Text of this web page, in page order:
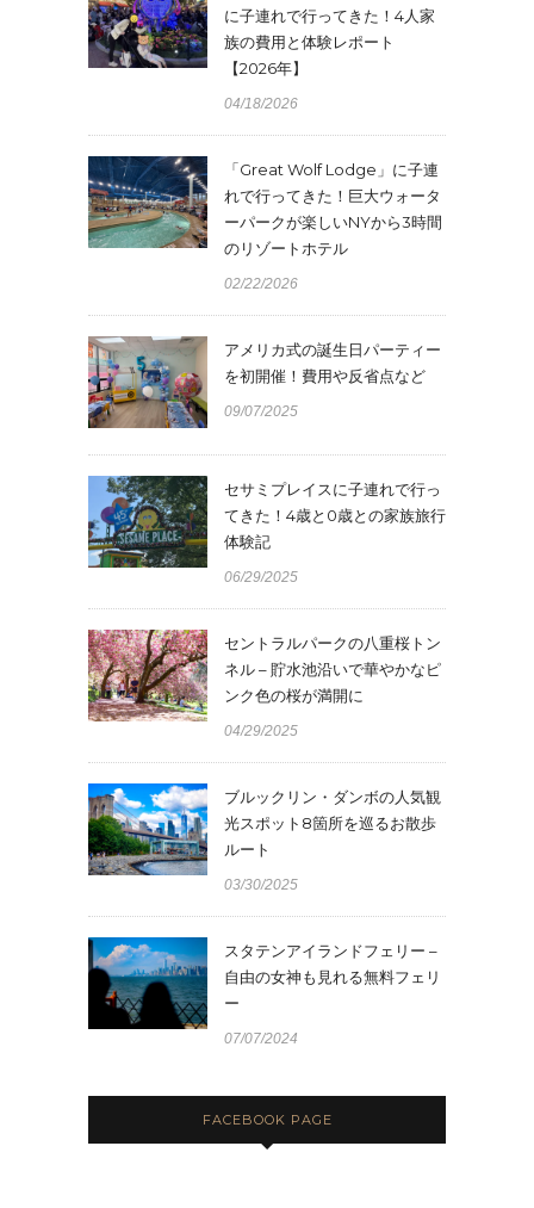
に子連れで行ってきた！4人家
族の費用と体験レポート
【2026年】
04/18/2026
「Great Wolf Lodge」に子連
れで行ってきた！巨大ウォータ
ーパークが楽しいNYから3時間
のリゾートホテル
02/22/2026
アメリカ式の誕生日パーティー
を初開催！費用や反省点など
09/07/2025
セサミプレイスに子連れで行っ
てきた！4歳と0歳との家族旅行
体験記
06/29/2025
セントラルパークの八重桜トン
ネル – 貯水池沿いで華やかなピ
ンク色の桜が満開に
04/29/2025
ブルックリン・ダンボの人気観
光スポット8箇所を巡るお散歩
ルート
03/30/2025
スタテンアイランドフェリー –
自由の女神も見れる無料フェリ
ー
07/07/2024
FACEBOOK PAGE